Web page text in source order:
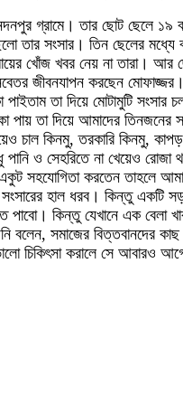
গ্রামে। তার ছোট ছেলে ১৯
তার সংসার। তিন ছেলের
খোঁজ খবর নেয় না
জীবনযাপন করছেন
তা দিয়ে মোটামুটি
পায় তা দিয়ে আমাদের
চাল কিনমু, তরকারি কিনমু,
ও সেহরিতে না খেয়েও
করতেন তাহলে
হাল ধরব। কিন্তু
কিন্তু যেখানে এক বেলা
বলেন, সমাজের বিত্তবানদের
চিকিৎসা করালে সে আবারও